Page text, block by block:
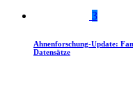
3
Ahnenforschung-Update:
Datensätze